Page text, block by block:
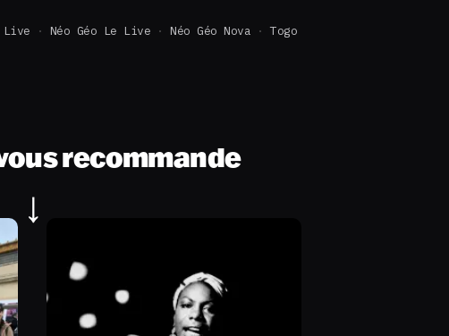
Live Néo Géo Le Live Néo Géo Nova Togo
recommande